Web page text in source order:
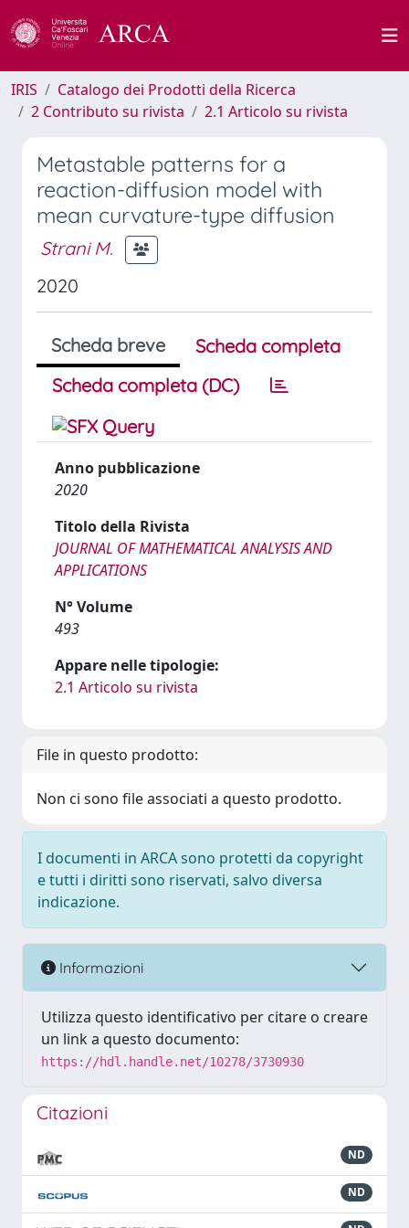
IRIS
Catalogo dei Prodotti della Ricerca
2 Contributo su rivista
2.1 Articolo su rivista
Metastable patterns for a
reaction-diffusion model with
mean curvature-type diffusion
Strani M.
2020
Scheda breve
Scheda completa
Scheda completa (DC)
Anno pubblicazione
2020
Titolo della Rivista
JOURNAL OF MATHEMATICAL ANALYSIS AND
APPLICATIONS
N° Volume
493
Appare nelle tipologie:
2.1 Articolo su rivista
File in questo prodotto:
Non ci sono file associati a questo prodotto.
I documenti in ARCA sono protetti da copyright
e tutti i diritti sono riservati, salvo diversa
indicazione.
Informazioni
Utilizza questo identificativo per citare o creare
un link a questo documento:
https://hdl.handle.net/10278/3730930
Citazioni
ND
ND